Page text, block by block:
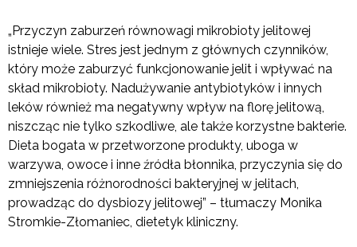
„Przyczyn zaburzeń równowagi mikrobioty jelitowej
istnieje wiele. Stres jest jednym z głównych czynników,
który może zaburzyć funkcjonowanie jelit i wpływać na
skład mikrobioty. Nadużywanie antybiotyków i innych
leków również ma negatywny wpływ na florę jelitową,
niszcząc nie tylko szkodliwe, ale także korzystne bakterie.
Dieta bogata w przetworzone produkty, uboga w
warzywa, owoce i inne źródła błonnika, przyczynia się do
zmniejszenia różnorodności bakteryjnej w jelitach,
prowadząc do dysbiozy jelitowej” – tłumaczy Monika
Stromkie-Złomaniec, dietetyk kliniczny.